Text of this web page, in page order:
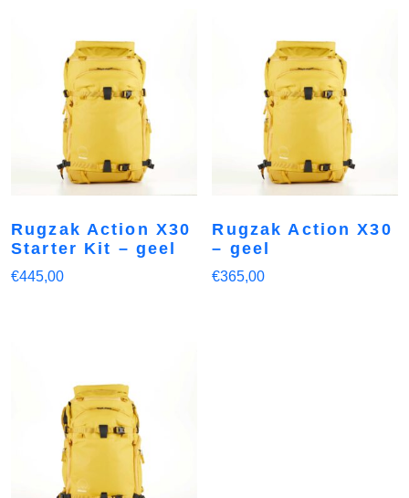
Rugzak Action X30
Starter Kit – geel
€445,00
Rugzak Action X30
– geel
€365,00